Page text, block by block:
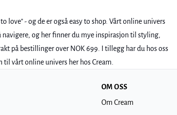
love" - og de er også easy to shop. Vårt online univers
og her finner du mye inspirasjon til styling,
på bestillinger over NOK 699. I tillegg har du hos oss
vårt online univers her hos Cream.
OM OSS
Om Cream